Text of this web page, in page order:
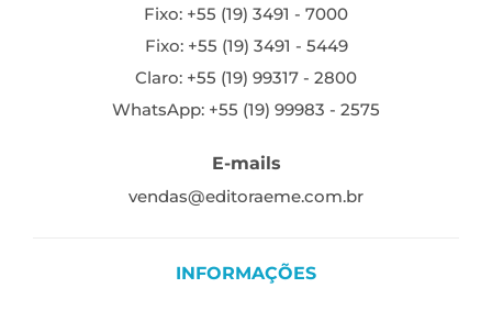
Fixo: +55 (19) 3491 - 7000
Fixo: +55 (19) 3491 - 5449
Claro: +55 (19) 99317 - 2800
WhatsApp: +55 (19) 99983 - 2575
E-mails
vendas@editoraeme.com.br
INFORMAÇÕES